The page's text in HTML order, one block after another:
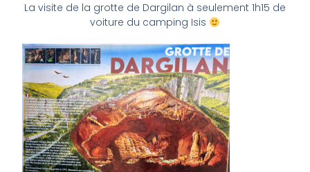
La visite de la grotte de Dargilan à seulement 1h15 de
voiture du camping Isis